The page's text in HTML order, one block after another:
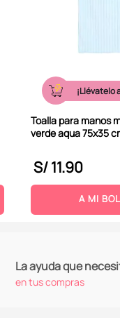
¡Llévatelo
Toalla para manos
verde aqua 75x35
S/11.90
A MI
La ayuda que
en tus compras